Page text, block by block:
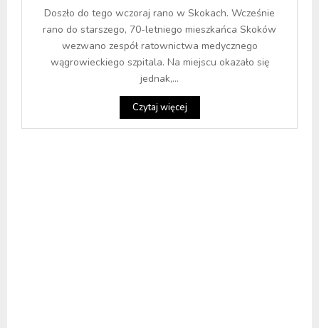
Doszło do tego wczoraj rano w Skokach. Wcześnie
rano do starszego, 70-letniego mieszkańca Skoków
wezwano zespół ratownictwa medycznego
wągrowieckiego szpitala. Na miejscu okazało się
jednak,...
Czytaj więcej